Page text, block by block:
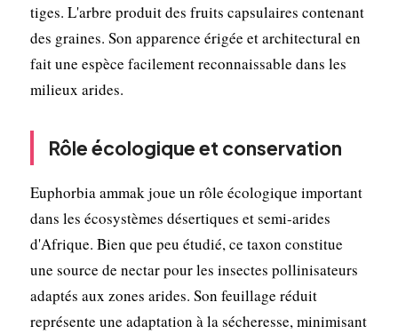
tiges. L'arbre produit des fruits capsulaires contenant
des graines. Son apparence érigée et architectural en
fait une espèce facilement reconnaissable dans les
milieux arides.
Rôle écologique et conservation
Euphorbia ammak joue un rôle écologique important
dans les écosystèmes désertiques et semi-arides
d'Afrique. Bien que peu étudié, ce taxon constitue
une source de nectar pour les insectes pollinisateurs
adaptés aux zones arides. Son feuillage réduit
représente une adaptation à la sécheresse, minimisant